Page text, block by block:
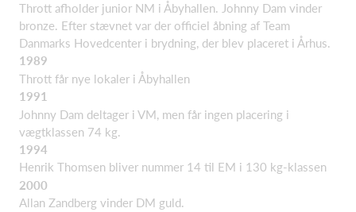
Thrott afholder junior NM i Åbyhallen. Johnny Dam vinder
bronze. Efter stævnet var der officiel åbning af Team
Danmarks Hovedcenter i brydning, der blev placeret i Århus.
1989
Thrott får nye lokaler i Åbyhallen
1991
Johnny Dam deltager i VM, men får ingen placering i
vægtklassen 74 kg.
1994
Henrik Thomsen bliver nummer 14 til EM i 130 kg-klassen
2000
Allan Zandberg vinder DM guld.